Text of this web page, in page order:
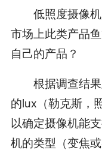
低照度摄像机
市场上此类产品
自己的产品？
根据调查结果
的lux（勒克斯，
以确定摄像机能
机的类型（变焦